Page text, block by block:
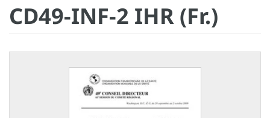
CD49-INF-2 IHR (Fr.)